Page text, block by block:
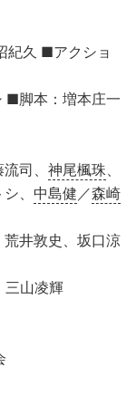
紀久 ■アクショ
■脚本：増本庄一
司、 神尾楓珠、
、 中島健 ／森崎
荒井敦史、坂口涼
三山凌輝